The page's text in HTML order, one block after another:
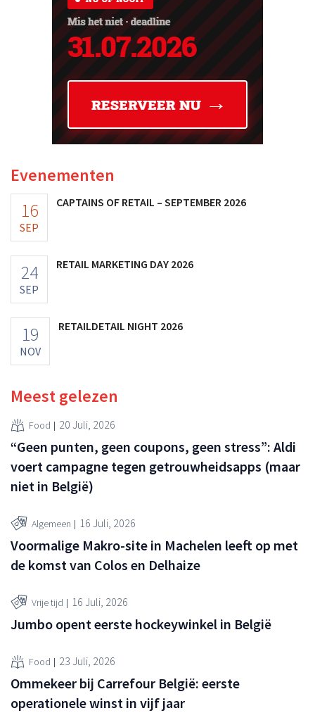
Evenementen
16
SEP
CAPTAINS OF RETAIL – SEPTEMBER 2026
24
SEP
RETAIL MARKETING DAY 2026
19
NOV
RETAILDETAIL NIGHT 2026
Meest gelezen
Food 20 Juli, 2026
“Geen punten, geen coupons, geen stress”: Aldi
voert campagne tegen getrouwheidsapps (maar
niet in België)
Algemeen 16 Juli, 2026
Voormalige Makro-site in Machelen leeft op met
de komst van Colos en Delhaize
Vrije tijd 16 Juli, 2026
Jumbo opent eerste hockeywinkel in België
Food 23 Juli, 2026
Ommekeer bij Carrefour België: eerste
operationele winst in vijf jaar